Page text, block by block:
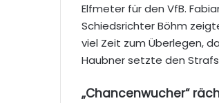
Elfmeter für den VfB.
Schiedsrichter Böhm
viel Zeit zum Überlegen,
Haubner setzte den
„Chancenwucher“